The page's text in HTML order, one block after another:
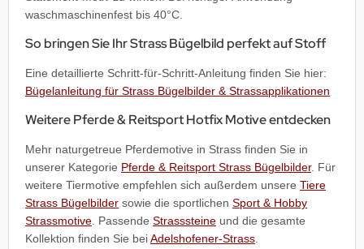
waschmaschinenfest bis 40°C.
So bringen Sie Ihr Strass Bügelbild perfekt auf Stoff
Eine detaillierte Schritt-für-Schritt-Anleitung finden Sie hier:
Bügelanleitung für Strass Bügelbilder & Strassapplikationen
Weitere Pferde & Reitsport Hotfix Motive entdecken
Mehr naturgetreue Pferdemotive in Strass finden Sie in
unserer Kategorie Pferde & Reitsport Strass Bügelbilder. Für
weitere Tiermotive empfehlen sich außerdem unsere Tiere
Strass Bügelbilder sowie die sportlichen Sport & Hobby
Strassmotive . Passende Strasssteine und die gesamte
Kollektion finden Sie beiAdelshofener-Strass